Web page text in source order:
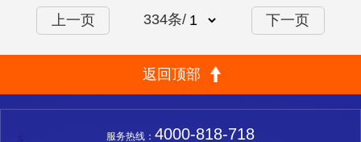
上一页 334条/ 下一页
返回顶部
服务热线： 4000-818-718